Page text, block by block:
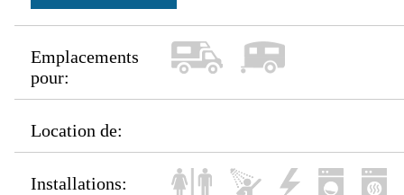
Emplacements
pour:
Location de:
Installations: